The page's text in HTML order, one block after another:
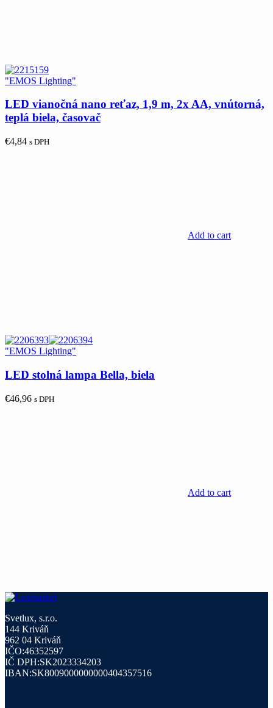
"EMOS Lighting"
LED vianočná nano reťaz, 1,9 m, 2x AA, vnútorná,
teplá biela, časovač
€4,84 s DPH
Add to cart
"EMOS Lighting"
LED stolná lampa Bella, biela
€46,96 s DPH
Add to cart
Svetlux, s.r.o.
144 Kriváň
962 04 Kriváň
IČO:46352597
IČ DPH:SK2023334203
IBAN:SK8009000000000404357516